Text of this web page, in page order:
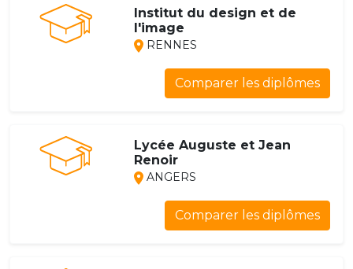
Institut du design et de
l'image
RENNES
Comparer les diplômes
Lycée Auguste et Jean
Renoir
ANGERS
Comparer les diplômes